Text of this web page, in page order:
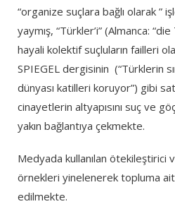
“organize suçlara bağlı olarak ”
yaymış, “Türkler’i” (Almanca:
hayali kolektif suçluların failleri
SPIEGEL dergisinin (“Türklerin
dünyası katilleri koruyor”) gibi
cinayetlerin altyapısını suç ve
yakın bağlantıya çekmekte.
Medyada kullanılan ötekileştirici
örnekleri yinelenerek topluma ait
edilmekte.